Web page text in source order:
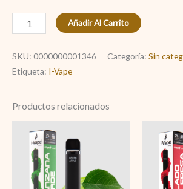
Añadir Al Carrito
SKU: 0000000001346 Categoría: Sin
Etiqueta: I-Vape
Productos relacionados
i-
Vape
Manzana
verde